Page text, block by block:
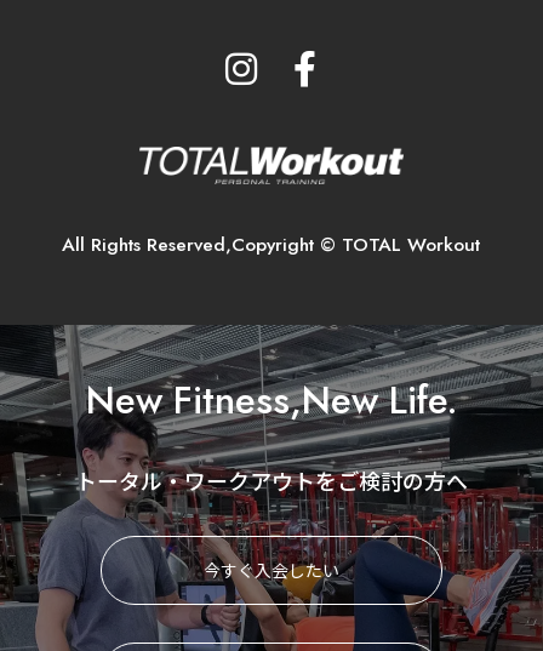
All Rights Reserved,Copyright © TOTAL Workout
New Fitness,New Life.
トータル・ワークアウトをご検討の方へ
今すぐ入会したい